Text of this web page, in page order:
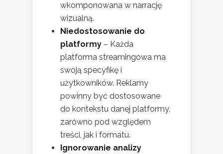
wkomponowana w narrację
wizualną.
Niedostosowanie do
platformy – Każda
platforma streamingowa ma
swoją specyfikę i
użytkowników. Reklamy
powinny być dostosowane
do kontekstu danej platformy,
zarówno pod względem
treści, jak i formatu.
Ignorowanie analizy